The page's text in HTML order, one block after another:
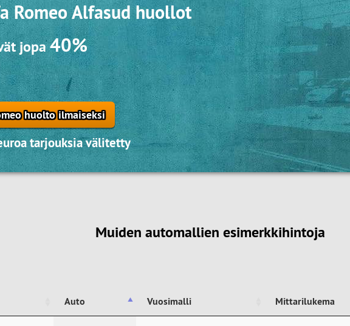
Romeo Alfasud huollot
jopa40%
huolto ilmaiseksi
tarjouksia välitetty
Muiden automallien esimerkkihintoja
Auto Vuosimalli Mittarilukema